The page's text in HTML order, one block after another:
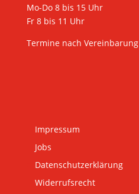
Mo-Do 8 bis 15 Uhr
Fr 8 bis 11 Uhr
Termine nach Vereinbarung
Impressum
Jobs
Datenschutzerklärung
Widerrufsrecht